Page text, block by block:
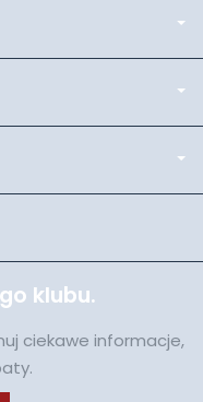
klubu.
ciekawe informacje,